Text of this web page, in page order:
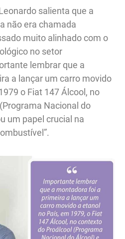
salienta que a
não era chamada
muito alinhado com o
no setor
lembrar que a
a lançar um carro movido
o Fiat 147 Álcool, no
Nacional do
um papel crucial na